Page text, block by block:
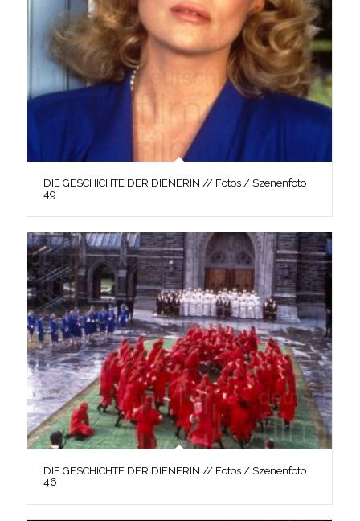
DIE GESCHICHTE DER DIENERIN // Fotos / Szenenfoto
49
DIE GESCHICHTE DER DIENERIN // Fotos / Szenenfoto
46